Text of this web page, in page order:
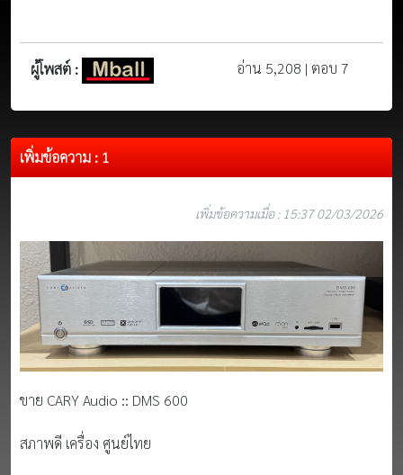
ผู้โพสต์ : อ่าน 5,208 | ตอบ 7
เพิ่มข้อความ : 1
เพิ่มข้อความเมื่อ : 15:37 02/03/2026
ขาย CARY Audio :: DMS 600
สภาพดี เครื่อง ศูนย์ไทย